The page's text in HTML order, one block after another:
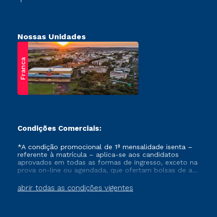
Nossas Unidades
Franca
Condições Comerciais:
abrir todas as condições vigentes
*A condição promocional de 1ª mensalidade isenta –
referente à matrícula – aplica-se aos candidatos
aprovados em todas as formas de ingresso, exceto na
prova on-line ou agendada, que ofertam bolsas de até
vigente, que ainda não tenham efetivado e/ou não
tenham cancelado ou trancado sua matrícula em uma